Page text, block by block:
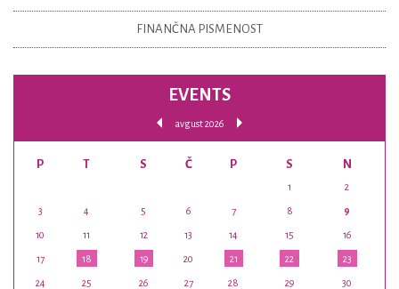
FINANČNA PISMENOST
EVENTS
avgust 2026
P T S Č P S N
1 2
3 4 5 6 7 8 9
10 11 12 13 14 15 16
17 18 19 20 21 22 23
24 25 26 27 28 29 30